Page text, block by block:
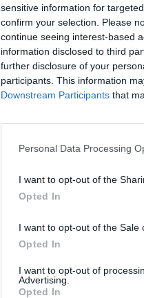
sensitive information for
confirm your selection. Please
continue seeing interest-based
information disclosed to third
further disclosure of your
participants. This information
Downstream Participants that
Personal Data Processing
I want to opt-out of the
Opted In
I want to opt-out of the Sale
Opted In
I want to opt-out of
Advertising.
Opted In
Przelew24. Jak przekazał
konta i historii transakcji.
ZOBACZ RÓWNIEŻ: